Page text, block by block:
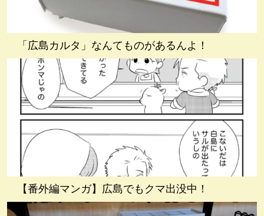
「広島カルタ」なんてものがあるんよ！
【番外編マンガ】広島でもクマ出没中！